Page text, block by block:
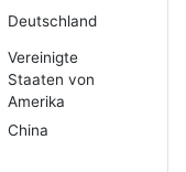
Deutschland
Vereinigte
Staaten von
Amerika
China